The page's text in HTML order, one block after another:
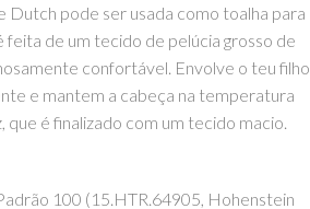
Dutch pode ser usada como toalha para
feita de um tecido de pelúcia grosso de
confortável. Envolve o teu filho
e mantem a cabeça na temperatura
que é finalizado com um tecido macio.
100 (15.HTR.64905, Hohenstein